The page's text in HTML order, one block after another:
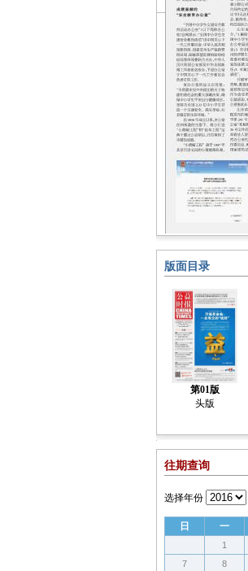
版面目录
第01版
头版
往期查询
选择年份
日 一
1
7
8